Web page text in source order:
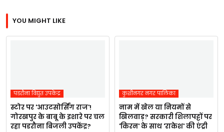
YOU MIGHT LIKE
पडरौना विद्युत उपकेंद्र
स्टोर पर 'आउटसोर्सिंग राज'!
गोरखपुर के बाबू के इशारे पर चल
रहा पडरौना बिजली उपकेंद्र?
कुशीनगर नगर पालिका
नाम में खेल या नियमों से
खिलवाड़? सरकारी शिलापट्टों पर
'किरन' के साथ 'राकेश' की एंट्री